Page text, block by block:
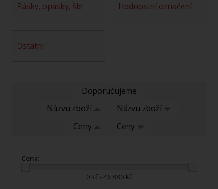
pásky, opasky, šle hodnostní označení
ostatní
Doporučujeme
Názvu zboží
Názvu zboží
Ceny
Ceny
Cena:
0 Kč - 46 880 Kč